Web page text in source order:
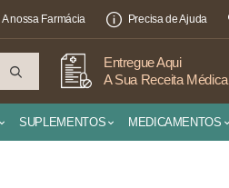
A nossa Farmácia Precisa de Ajuda
Entregue Aqui
A Sua Receita Médica
SUPLEMENTOS MEDICAMENTOS